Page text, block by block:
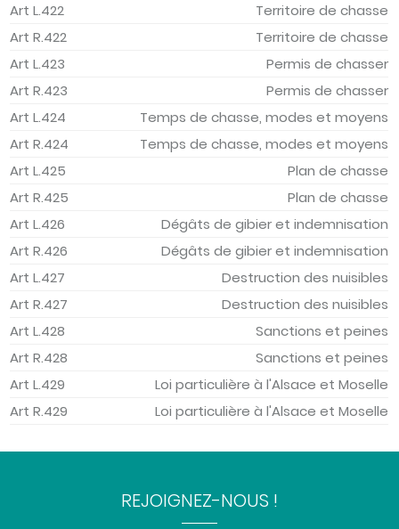
Art L.422
Territoire de chasse
Art R.422
Territoire de chasse
Art L.423
Permis de chasser
Art R.423
Permis de chasser
Art L.424
Temps de chasse, modes et moyens
Art R.424
Temps de chasse, modes et moyens
Art L.425
Plan de chasse
Art R.425
Plan de chasse
Art L.426
Dégâts de gibier et indemnisation
Art R.426
Dégâts de gibier et indemnisation
Art L.427
Destruction des nuisibles
Art R.427
Destruction des nuisibles
Art L.428
Sanctions et peines
Art R.428
Sanctions et peines
Art L.429
Loi particulière à l'Alsace et Moselle
Art R.429
Loi particulière à l'Alsace et Moselle
REJOIGNEZ-NOUS !